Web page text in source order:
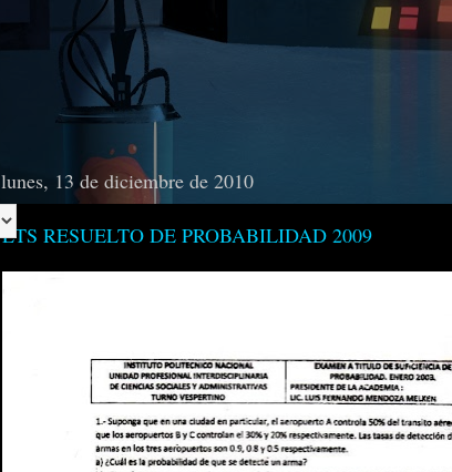
lunes, 13 de diciembre de 2010
ETS RESUELTO DE PROBABILIDAD 2009